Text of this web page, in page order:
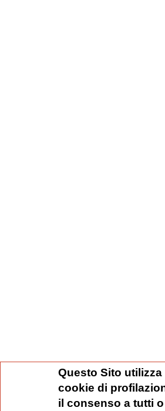
Questo Sito
cookie di
il consenso a tutti